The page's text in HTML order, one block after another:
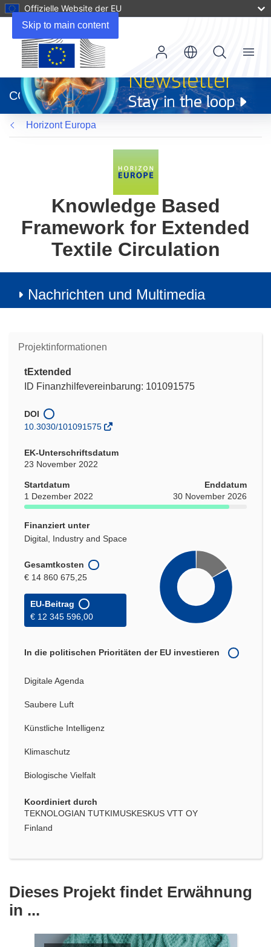
Skip to main content
Offizielle Website der EU
neuem
Fenster)
CORDIS
Menu
Horizont Europa
Knowledge Based
Framework for Extended
Textile Circulation​
Nachrichten und Multimedia
Projektinformationen
tExtended
ID Finanzhilfevereinbarung: 101091575
DOI
10.3030/101091575
EK-Unterschriftsdatum
23 November 2022
Startdatum
1 Dezember 2022
Enddatum
30 November 2026
Finanziert unter
Digital, Industry and Space
Gesamtkosten
€ 14 860 675,25
EU-Beitrag
€ 12 345 596,00
In die politischen Prioritäten der EU investieren
Digitale Agenda
Saubere Luft
Künstliche Intelligenz
Klimaschutz
Biologische Vielfalt
Koordiniert durch
TEKNOLOGIAN TUTKIMUSKESKUS VTT OY
Finland
Dieses Projekt findet Erwähnung
in ...